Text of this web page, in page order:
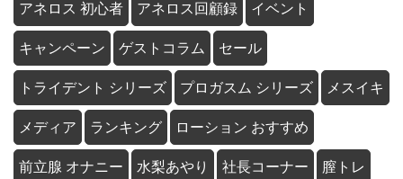
アネロス 初心者 アネロス回顧録 イベント
キャンペーン ゲストコラム セール
トライデント シリーズ プロガスム シリーズ メスイキ
メディア ランキング ローション おすすめ
前立腺 オナニー 水梨あやり 社長コーナー 膣トレ